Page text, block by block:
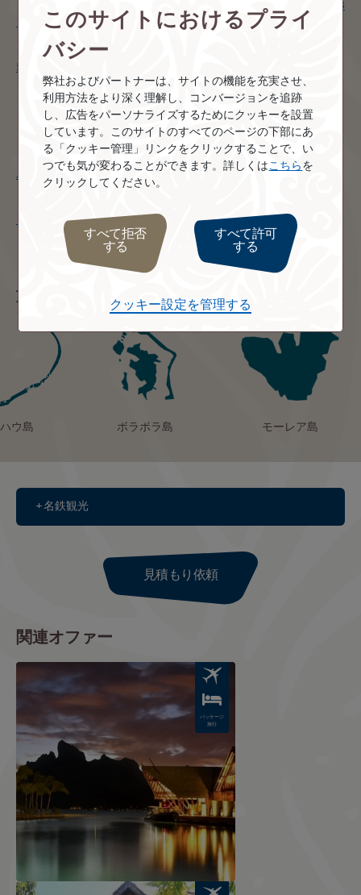
憧れの水上バンガローに泊まるタヒチ/ティケハウ島の休日 8
ヒルトンモーレアラグーンリゾート＆スパ（水上バンガロー)
5日間
►プレミアムクラスで旅するタヒチ
水上バンガローに泊まるタヒチ マナバビーチモーレア（水上
バンガロー）の休日 5日間
（水上バンガロー）の休日 5日間
旅程に含まれる島
ウ島 ボラボラ島 モーレア島
名鉄観光
見積もり依頼
関連オファー
パッケージ
旅行
Image
このサイトにおけるプライ
バシー
弊社およびパートナーは、サイトの機能を充実させ、
利用方法をより深く理解し、コンバージョンを追跡
し、広告をパーソナライズするためにクッキーを設置
しています。このサイトのすべてのページの下部にあ
る「クッキー管理」リンクをクリックすることで、い
つでも気が変わることができます。詳しくは こちら を
クリックしてください。
すべて拒否
する
すべて許可
する
クッキー設定を管理する